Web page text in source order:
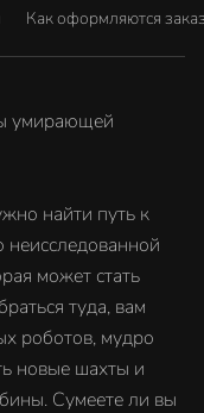
Как оформляются
умирающей
найти путь к
неисследованной
может стать
туда, вам
роботов, мудро
новые шахты и
Сумеете ли вы